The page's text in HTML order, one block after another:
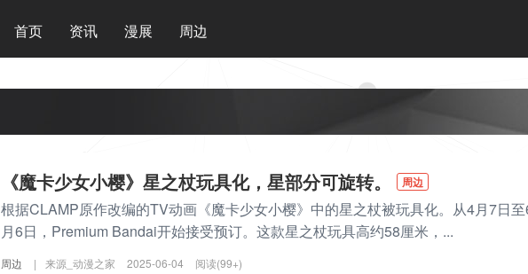
首页 资讯 漫展 周边
《魔卡少女小樱》星之杖玩具化，星部分可旋转。 周边
根据CLAMP原作改编的TV动画《魔卡少女小樱》中的星之杖被玩具化。从4月7日
月6日，Premium Bandai开始接受预订。这款星之杖玩具高约58厘米，...
周边 | 来源_动漫之家 2025-06-04 阅读(99+)